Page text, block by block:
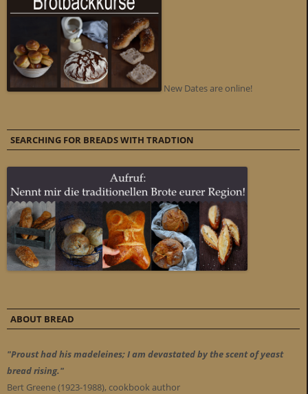
New Dates are online!
SEARCHING FOR BREADS WITH TRADTION
ABOUT BREAD
"Proust had his madeleines; I am devastated by the scent of yeast
bread rising."
Bert Greene (1923-1988), cookbook author